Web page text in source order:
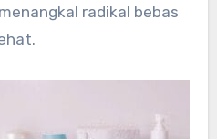
radikal bebas